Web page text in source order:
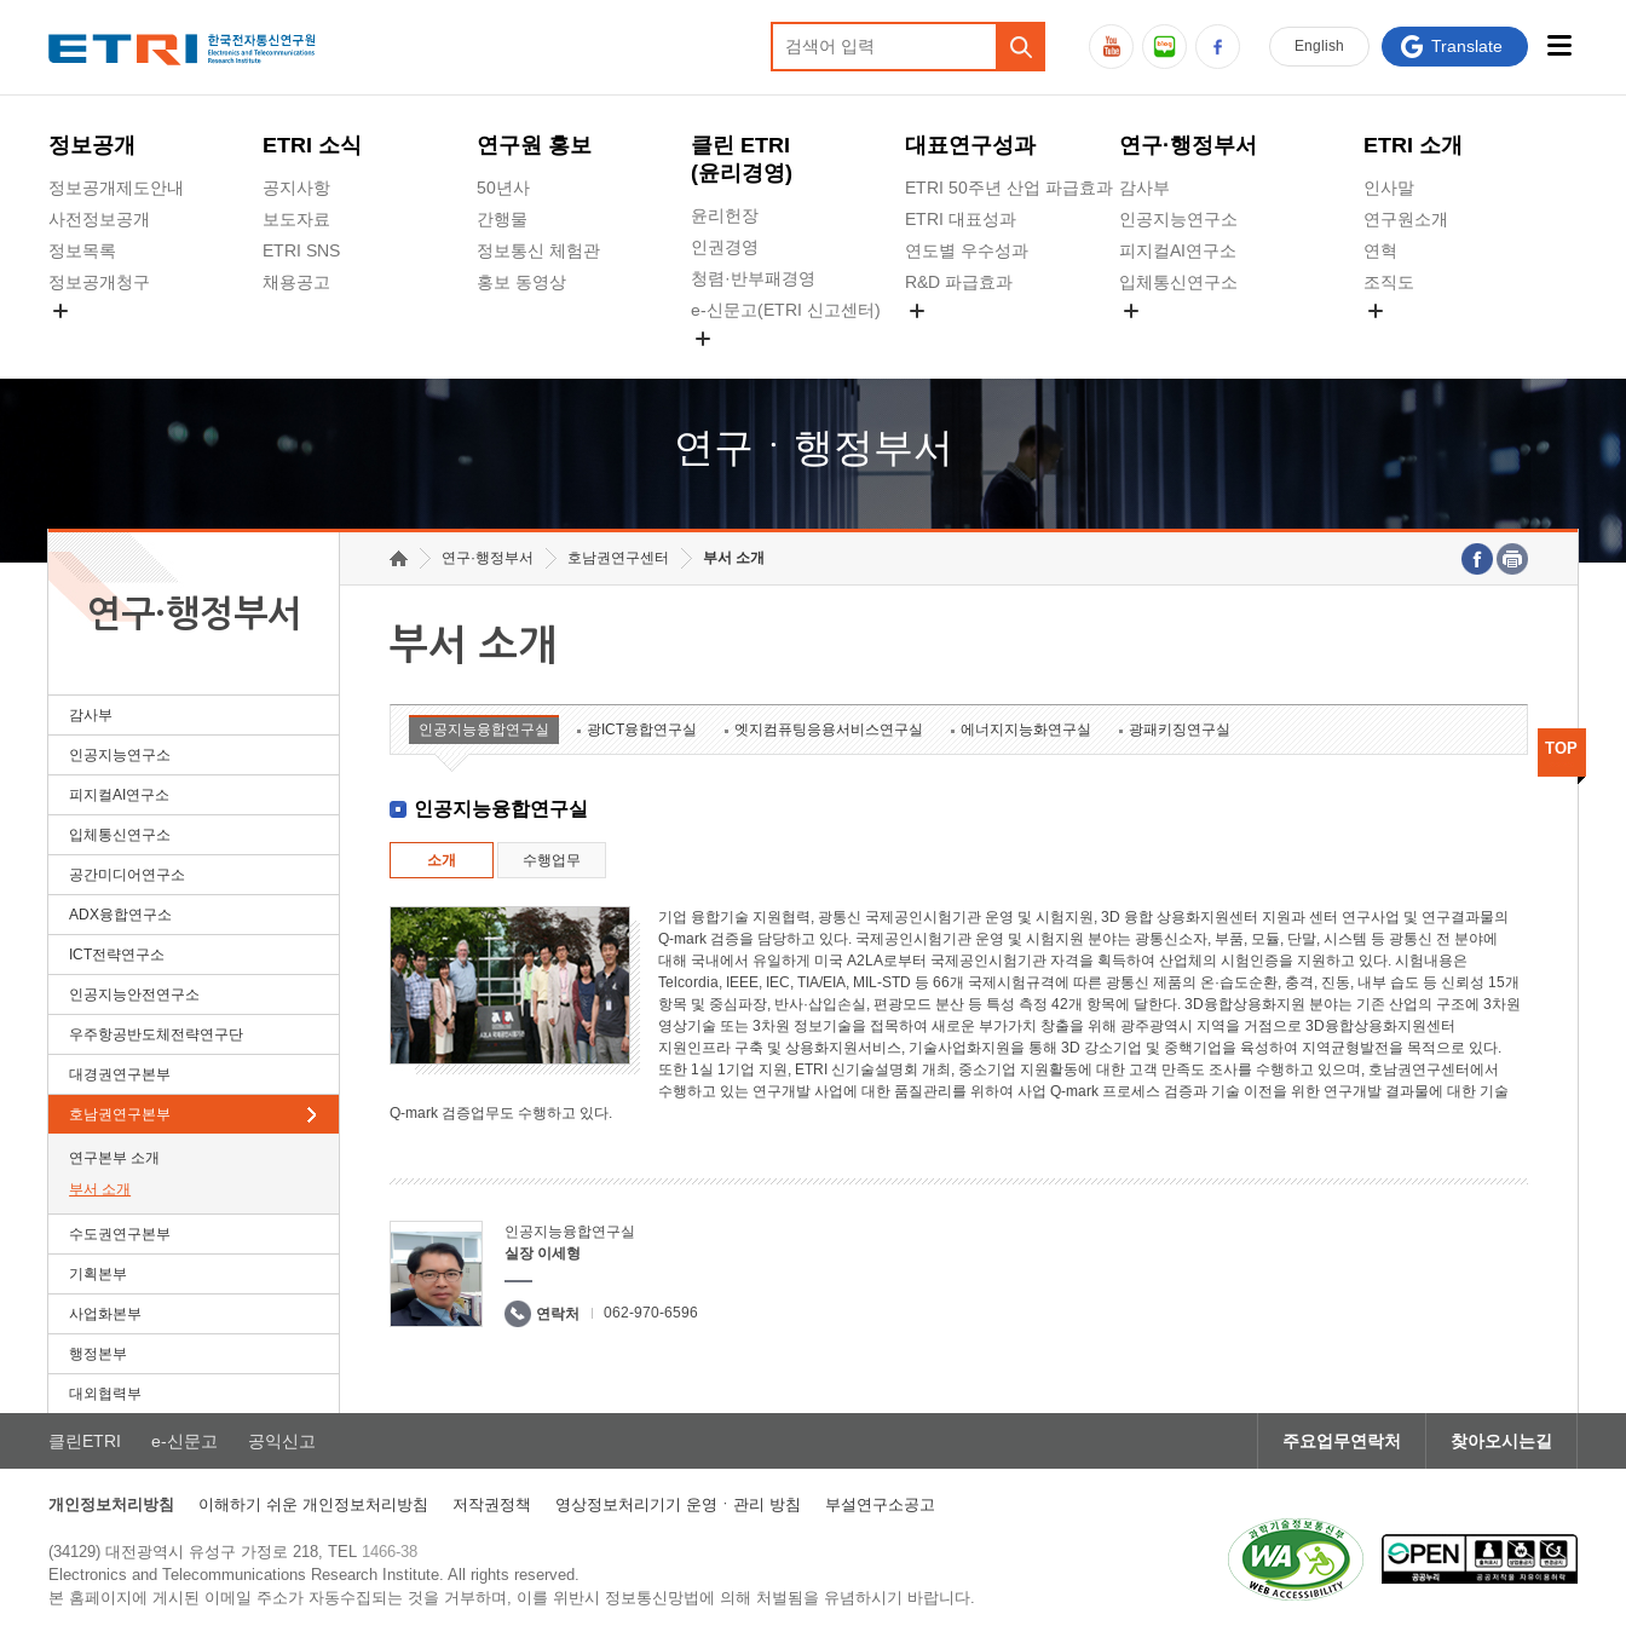
정보공개
정보공개제도안내
사전정보공개
정보목록
정보공개청구
ETRI 소식
공지사항
보도자료
ETRI SNS
채용공고
연구원 홍보
50년사
간행물
정보통신 체험관
홍보 동영상
클린 ETRI
(윤리경영)
윤리헌장
인권경영
청렴·반부패경영
e-신문고(ETRI 신고센터)
고객의소리
수의계약 현황
대표연구성과
ETRI 50주년 산업 파급효과
ETRI 대표성과
연도별 우수성과
R&D 파급효과
연구·행정부서
감사부
인공지능연구소
피지컬AI연구소
입체통신연구소
호남권연구본부
기획본부
ETRI 소개
인사말
연구원소개
연혁
조직도
연구원 고객헌장
주요업무연락처
English Translate
연구ㆍ행정부서
연구·행정부서
감사부
인공지능연구소
피지컬AI연구소
입체통신연구소
공간미디어연구소
ADX융합연구소
ICT전략연구소
인공지능안전연구소
우주항공반도체전략연구단
대경권연구본부
호남권연구본부
연구본부 소개
부서 소개
수도권연구본부
기획본부
사업화본부
행정본부
대외협력부
연구·행정부서 호남권연구센터 부서 소개
부서 소개
인공지능융합연구실 광ICT융합연구실 엣지컴퓨팅응용서비스연구실 에너지지능화연구실 광패키징연구실
인공지능융합연구실
소개 수행업무
기업 융합기술 지원협력, 광통신 국제공인시험기관 운영 및 시험지원, 3D 융합 상용화지원센터 지원과 센터 연구사업 및 연구결과물의
Q-mark 검증을 담당하고 있다. 국제공인시험기관 운영 및 시험지원 분야는 광통신소자, 부품, 모듈, 단말, 시스템 등 광통신 전 분야에
대해 국내에서 유일하게 미국 A2LA로부터 국제공인시험기관 자격을 획득하여 산업체의 시험인증을 지원하고 있다. 시험내용은
Telcordia, IEEE, IEC, TIA/EIA, MIL-STD 등 66개 국제시험규격에 따른 광통신 제품의 온·습도순환, 충격, 진동, 내부 습도 등 신뢰성 15개
항목 및 중심파장, 반사·삽입손실, 편광모드 분산 등 특성 측정 42개 항목에 달한다. 3D융합상용화지원 분야는 기존 산업의 구조에 3차원
영상기술 또는 3차원 정보기술을 접목하여 새로운 부가가치 창출을 위해 광주광역시 지역을 거점으로 3D융합상용화지원센터
지원인프라 구축 및 상용화지원서비스, 기술사업화지원을 통해 3D 강소기업 및 중핵기업을 육성하여 지역균형발전을 목적으로 있다.
또한 1실 1기업 지원, ETRI 신기술설명회 개최, 중소기업 지원활동에 대한 고객 만족도 조사를 수행하고 있으며, 호남권연구센터에서
수행하고 있는 연구개발 사업에 대한 품질관리를 위하여 사업 Q-mark 프로세스 검증과 기술 이전을 위한 연구개발 결과물에 대한 기술
Q-mark 검증업무도 수행하고 있다.
인공지능융합연구실
실장 이세형
연락처 062-970-6596
TOP
클린ETRI e-신문고 공익신고 주요업무연락처 찾아오시는길
개인정보처리방침 이해하기 쉬운 개인정보처리방침 저작권정책 영상정보처리기기 운영ㆍ관리 방침 부설연구소공고
(34129) 대전광역시 유성구 가정로 218, TEL 1466-38
Electronics and Telecommunications Research Institute.All rights reserved.
본 홈페이지에 게시된 이메일 주소가 자동수집되는 것을 거부하며, 이를 위반시 정보통신망법에 의해 처벌됨을 유념하시기 바랍니다.